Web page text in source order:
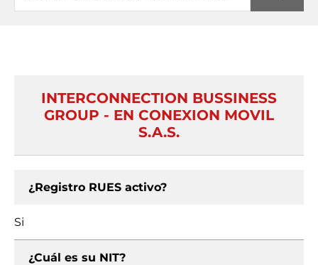
INTERCONNECTION BUSSINESS
GROUP - EN CONEXION MOVIL
S.A.S.
¿Registro RUES activo?
Si
¿Cuál es su NIT?